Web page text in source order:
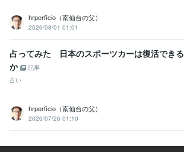
hrperficio（南仙台の父）
2026/08/01 01:01
占ってみた 日本のスポーツカーは復活できる
か
記事
占い
hrperficio（南仙台の父）
2026/07/26 01:10